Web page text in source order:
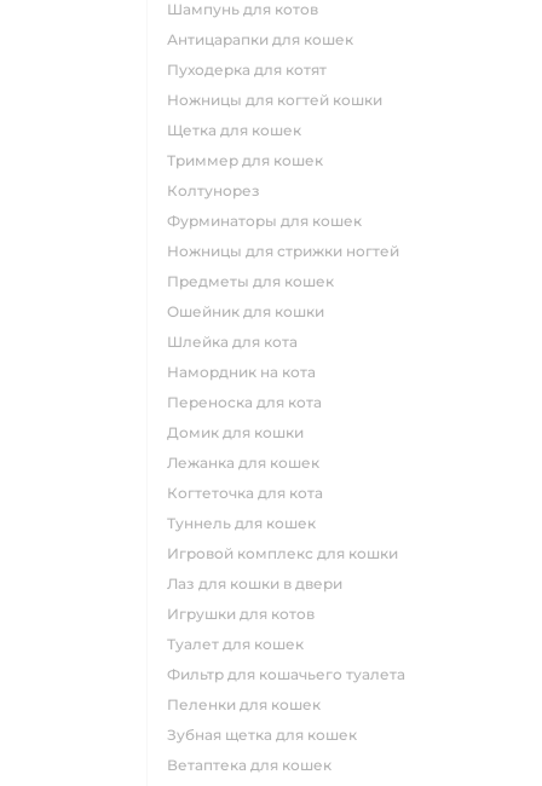
шампунь для котов
антицарапки для кошек
пуходерка для котят
ножницы для когтей кошки
щетка для кошек
триммер для кошек
колтунорез
фурминаторы для кошек
ножницы для стрижки ногтей
предметы для кошек
ошейник для кошки
шлейка для кота
намордник на кота
переноска для кота
домик для кошки
лежанка для кошек
когтеточка для кота
туннель для кошек
игровой комплекс для кошки
лаз для кошки в двери
игрушки для котов
туалет для кошек
фильтр для кошачьего туалета
пеленки для кошек
зубная щетка для кошек
ветаптека для кошек